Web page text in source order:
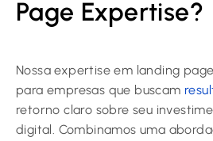
Page Expertise?
Nossa expertise em landing
para empresas que buscam
retorno claro sobre seu
digital. Combinamos uma